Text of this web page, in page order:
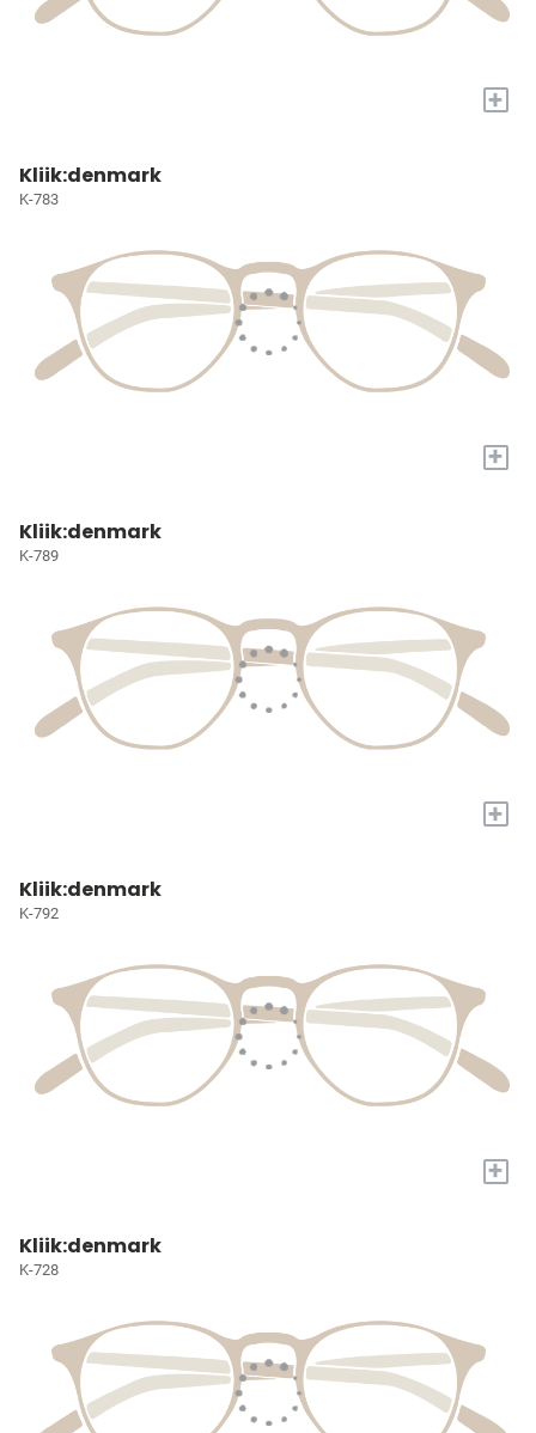
+
Kliik:denmark
K-783
+
Kliik:denmark
K-789
+
Kliik:denmark
K-792
+
Kliik:denmark
K-728